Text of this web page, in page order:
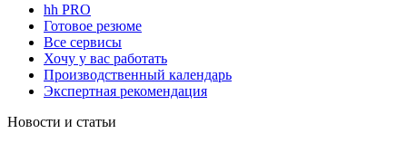
hh PRO
Готовое резюме
Все сервисы
Хочу у вас работать
Производственный календарь
Экспертная рекомендация
Новости и статьи